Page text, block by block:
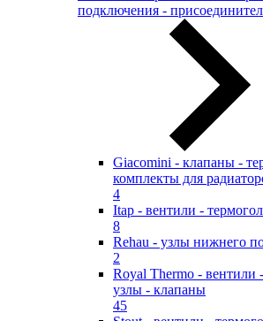
подключения -
Giacomini - клапаны -
комплекты для
4
Itap - вентили -
8
Rehau - узлы нижнего
2
Royal Thermo - вентили
узлы - клапаны
45